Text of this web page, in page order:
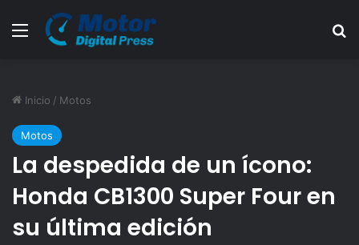
Menú
Inicio / Motos
Motos
La despedida de un ícono:
Honda CB1300 Super Four en
su última edición